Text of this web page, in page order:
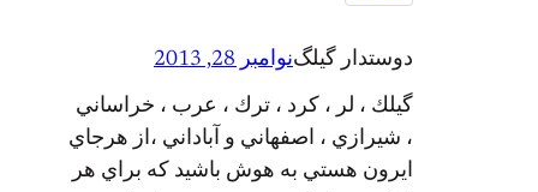
دوستدار گيلگنوامبر 28, 2013
گيلك ، لر ، كرد ، ترك ، عرب ، خراساني
، شيرازي ، اصفهاني و آباداني ،از هرجاي
ايرون هستي به هوش باشيد كه براي هر